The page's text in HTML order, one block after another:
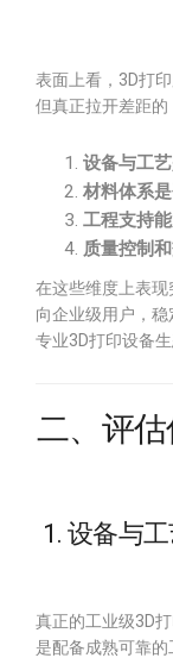
表面上看，3D打
但真正拉开差距的
设备与工
材料体系
工程支持
质量控制
在这些维度上表现
向企业级用户，
专业3D打印设备
二、评
1. 设备与
真正的工业级3D
是配备成熟可靠